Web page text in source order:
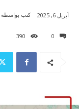
0
390
أبريل 6, 2025 كتب بواسطة